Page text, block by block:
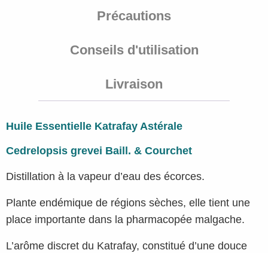
Précautions
Conseils d'utilisation
Livraison
Huile Essentielle Katrafay Astérale
Cedrelopsis grevei Baill. & Courchet
Distillation à la vapeur d’eau des écorces.
Plante endémique de régions sèches, elle tient une
place importante dans la pharmacopée malgache.
L’arôme discret du Katrafay, constitué d’une douce